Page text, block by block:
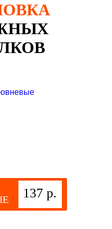
137 р.